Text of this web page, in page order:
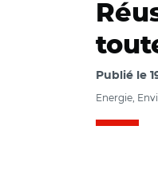
Publié le
Energie,